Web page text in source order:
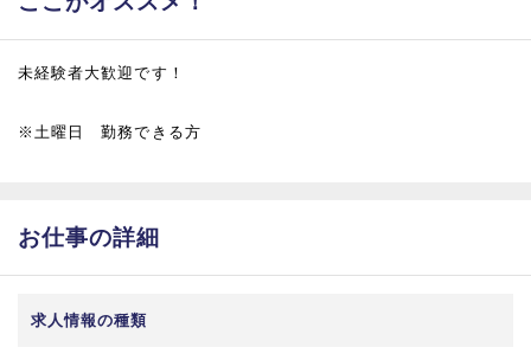
未経験者大歓迎です！
※土曜日 勤務できる方
お仕事の詳細
求人情報の種類